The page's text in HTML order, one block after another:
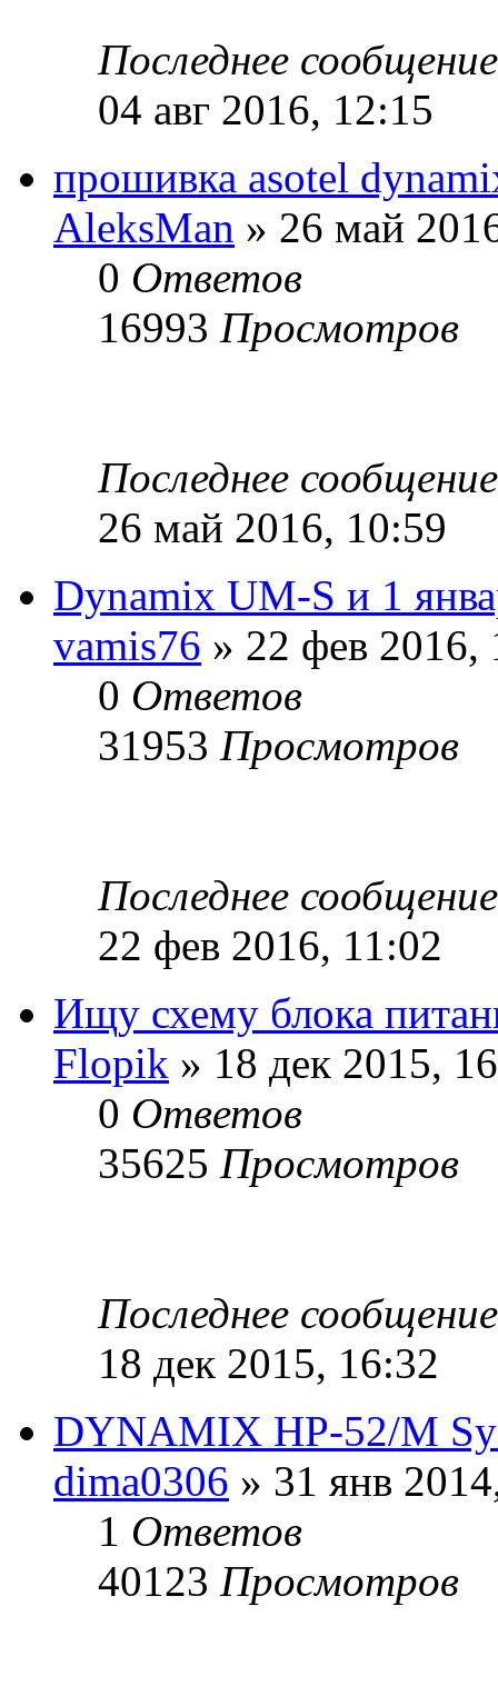
Последнее
04 авг 2016, 12:15
прошивка asotel
AleksMan » 26 май
0 Ответов
16993 Просмотров
Последнее
26 май 2016, 10:59
Dynamix UM-S и 1
vamis76 » 22 фев 2016,
0 Ответов
31953 Просмотров
Последнее
22 фев 2016, 11:02
Ищу схему блока
Flopik » 18 дек 2015,
0 Ответов
35625 Просмотров
Последнее
18 дек 2015, 16:32
DYNAMIX HP-52/M
dima0306 » 31 янв
1 Ответов
40123 Просмотров